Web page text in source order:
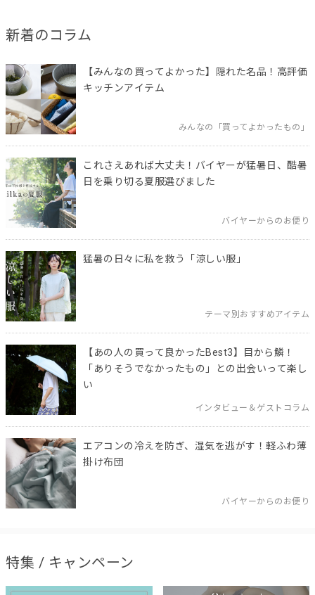
新着のコラム
【みんなの買ってよかった】隠れた名品！高評価
キッチンアイテム
みんなの「買ってよかったもの」
これさえあれば大丈夫！バイヤーが猛暑日、酷暑
日を乗り切る夏服選びました
バイヤーからのお便り
猛暑の日々に私を救う「涼しい服」
テーマ別おすすめアイテム
【あの人の買って良かったBest3】目から鱗！
「ありそうでなかったもの」との出会いって楽し
い
インタビュー＆ゲストコラム
エアコンの冷えを防ぎ、湿気を逃がす！軽ふわ薄
掛け布団
バイヤーからのお便り
特集 / キャンペーン